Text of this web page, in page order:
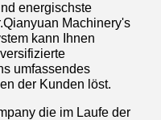
energischste
Machinery's
kann Ihnen
umfassendes
der Kunden löst.
die im Laufe der